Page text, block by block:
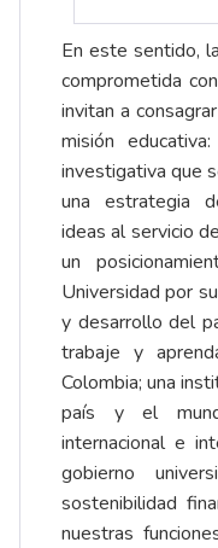
En este sentido,
comprometida
invitan a
misión
investigativa que
una estrategia
ideas al servicio
un
Universidad por
y desarrollo del
trabaje y
Colombia; una
país y el
internacional e
gobierno
sostenibilidad
nuestras